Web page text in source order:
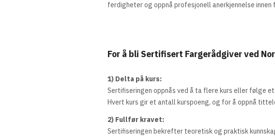
ferdigheter og oppnå profesjonell anerkjennelse
For å bli Sertifisert Fargerådgiver ved
1) Delta på kurs:
Sertifiseringen oppnås ved å ta flere kurs eller følge
Hvert kurs gir et antall kurspoeng, og for å oppnå
2) Fullfør kravet:
Sertifiseringen bekrefter teoretisk og praktisk